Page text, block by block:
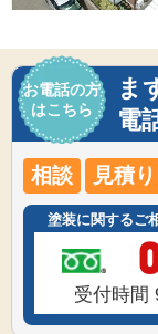
お電話の方
はこちら
ま
電
相談 見積り
塗装に関するご
受付時間